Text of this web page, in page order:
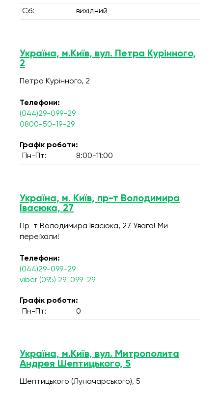
Сб: вихідний
Україна, м.Київ, вул. Петра Курінного,
2
Петра Курінного, 2
Телефони:
(044)29-099-29
0800-50-19-29
Графік роботи:
Пн-Пт:
8:00-11:00
Україна, м. Київ, пр-т Володимира
Івасюка, 27
Пр-т Володимира Івасюка, 27 Увага! Ми
переїхали!
Телефони:
(044)29-099-29
viber (095) 29-099-29
Графік роботи:
Пн-Пт:
0
Україна, м.Київ, вул. Митрополита
Андрея Шептицького, 5
Шептицького (Луначарського), 5